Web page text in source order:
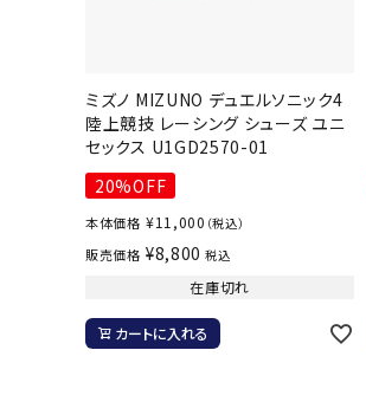
ミズノ MIZUNO デュエルソニック4
陸上競技 レーシング シューズ ユニ
セックス U1GD2570-01
20%OFF
本体価格 ¥11,000 （税込）
販売価格 ¥8,800 税込
在庫切れ
カートに入れる